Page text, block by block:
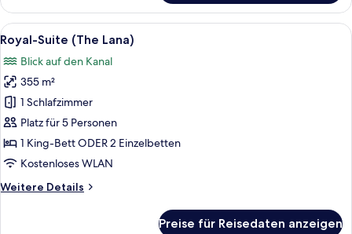
Terrasse
(Marina)
Alle
Fotos
für
Royal-
Suite
(The
Lana)
anzeigen
Ein modernes Hotelzimmer mit
21
Royal-Suite (The Lana)
Blick auf den Kanal
355 m²
1 Schlafzimmer
Platz für 5 Personen
1 King-Bett ODER 2 Einzelbetten
Kostenloses WLAN
Weitere Details
Weitere
Preise für Reisedaten anzeigen